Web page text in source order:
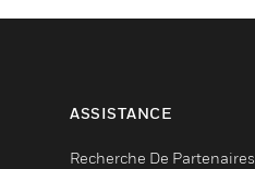
ASSISTANCE
Recherche De Partenaires